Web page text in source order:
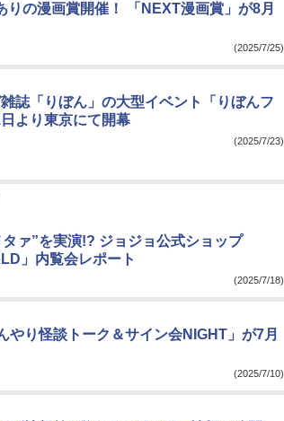
の漫画賞開催！ 「NEXT漫画賞」が8月
(2025/7/25)
誌「りぼん」の大型イベント「りぼんフ
より東京にて開幕
(2025/7/23)
ァ”を実演!? ジョジョ公式ショップ
」内覧会レポート
(2025/7/18)
やり怪談トーク＆サイン会NIGHT」が7月
(2025/7/10)